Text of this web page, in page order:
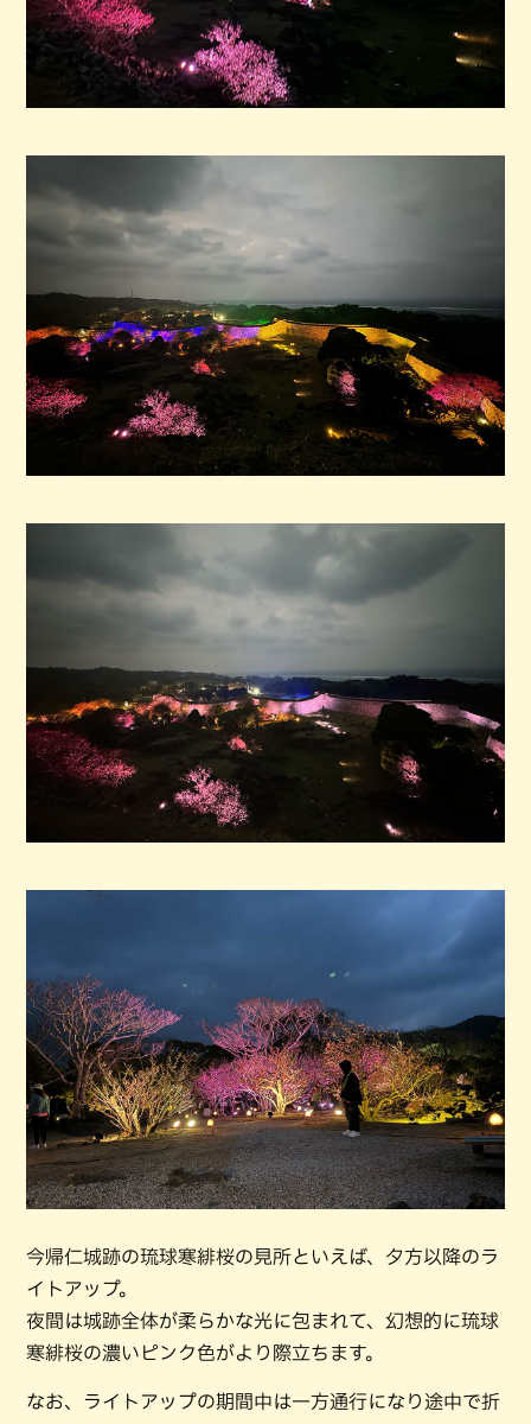
今帰仁城跡の琉球寒緋桜の見所といえば、夕方以降のラ
イトアップ。
夜間は城跡全体が柔らかな光に包まれて、幻想的に琉球
寒緋桜の濃いピンク色がより際立ちます。
なお、ライトアップの期間中は一方通行になり途中で折